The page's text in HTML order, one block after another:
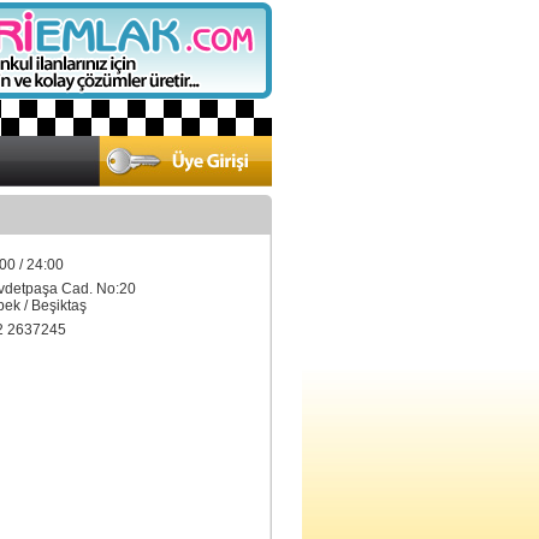
/ 24:00
Cad. No:20
/ Beşiktaş
2637245